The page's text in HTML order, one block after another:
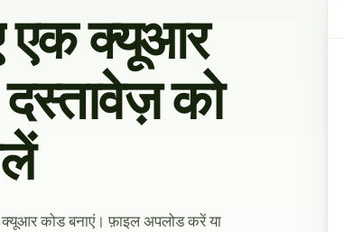
एक क्यूआर
को
कोड बनाएं। फ़ाइल अपलोड करें या